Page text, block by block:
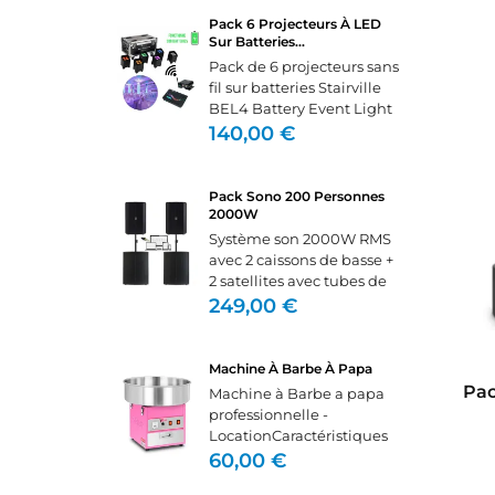
mixage. Nous vous
fournirons les câbles le
câble...
Pack 6 Projecteurs À LED
Sur Batteries...
Pack de 6 projecteurs sans
fil sur batteries Stairville
BEL4 Battery Event Light
4x15W -
d'ambianceAvec DMX
sans fil intégréLuminosité
élevée...
140,00 €
Pack Sono 200 Personnes
2000W
Système son 2000W RMS
avec 2 caissons de basse +
2 satellites avec tubes de
jonction, câbles,
directement sur un pc,
tablette, téléphone ou...
249,00 €
Machine À Barbe À Papa
Machine à Barbe a papa
professionnelle -
LocationCaractéristiques
techniques Alimentation :
60,00 €